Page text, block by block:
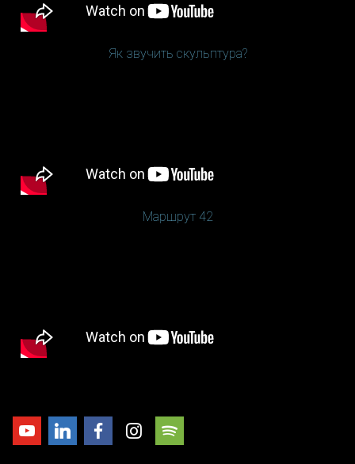
Як звучить скульптура?
Маршрут 42